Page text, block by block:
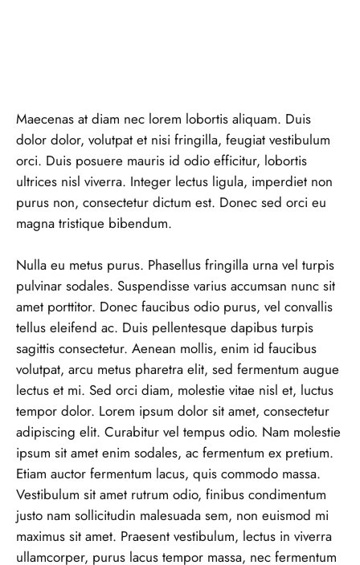
Maecenas at diam nec lorem lobortis aliquam. Duis
dolor dolor, volutpat et nisi fringilla, feugiat vestibulum
orci. Duis posuere mauris id odio efficitur, lobortis
ultrices nisl viverra. Integer lectus ligula, imperdiet non
purus non, consectetur dictum est. Donec sed orci eu
magna tristique bibendum.
Nulla eu metus purus. Phasellus fringilla urna vel turpis
pulvinar sodales. Suspendisse varius accumsan nunc sit
amet porttitor. Donec faucibus odio purus, vel convallis
tellus eleifend ac. Duis pellentesque dapibus turpis
sagittis consectetur. Aenean mollis, enim id faucibus
volutpat, arcu metus pharetra elit, sed fermentum augue
lectus et mi. Sed orci diam, molestie vitae nisl et, luctus
tempor dolor. Lorem ipsum dolor sit amet, consectetur
adipiscing elit. Curabitur vel tempus odio. Nam molestie
ipsum sit amet enim sodales, ac fermentum ex pretium.
Etiam auctor fermentum lacus, quis commodo massa.
Vestibulum sit amet rutrum odio, finibus condimentum
justo nam sollicitudin malesuada sem, non euismod mi
maximus sit amet. Praesent vestibulum, lectus in viverra
ullamcorper, purus lacus tempor massa, nec fermentum